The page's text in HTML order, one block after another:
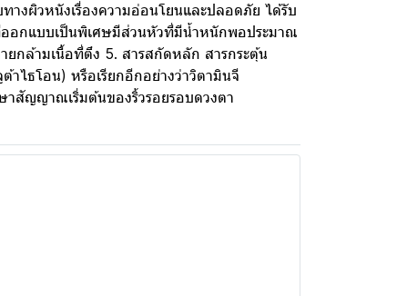
างผิวหนังเรื่องความอ่อนโยนและปลอดภัย ได้รับ
อกแบบเป็นพิเศษมีส่วนหัวที่มีน้ำหนักพอประมาณ
ยกล้ามเนื้อที่ตึง 5. สารสกัดหลัก สารกระตุ้น
ไธโอน) หรือเรียกอีกอย่างว่าวิตามินจี
สัญญาณเริ่มต้นของริ้วรอยรอบดวงตา